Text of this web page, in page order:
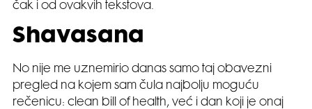
čak i od ovakvih tekstova.
Shavasana
No nije me uznemirio danas samo taj obavezni
pregled na kojem sam čula najbolju moguću
rečenicu: clean bill of health, već i dan koji je onaj